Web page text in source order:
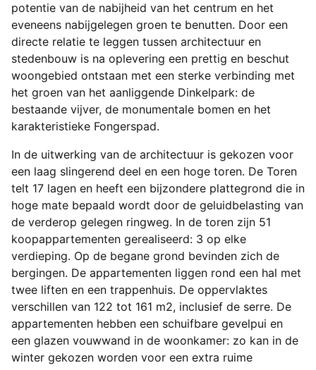
potentie van de nabijheid van het centrum en het
eveneens nabijgelegen groen te benutten. Door een
directe relatie te leggen tussen architectuur en
stedenbouw is na oplevering een prettig en beschut
woongebied ontstaan met een sterke verbinding met
het groen van het aanliggende Dinkelpark: de
bestaande vijver, de monumentale bomen en het
karakteristieke Fongerspad.
In de uitwerking van de architectuur is gekozen voor
een laag slingerend deel en een hoge toren. De Toren
telt 17 lagen en heeft een bijzondere plattegrond die in
hoge mate bepaald wordt door de geluidbelasting van
de verderop gelegen ringweg. In de toren zijn 51
koopappartementen gerealiseerd: 3 op elke
verdieping. Op de begane grond bevinden zich de
bergingen. De appartementen liggen rond een hal met
twee liften en een trappenhuis. De oppervlaktes
verschillen van 122 tot 161 m2, inclusief de serre. De
appartementen hebben een schuifbare gevelpui en
een glazen vouwwand in de woonkamer: zo kan in de
winter gekozen worden voor een extra ruime